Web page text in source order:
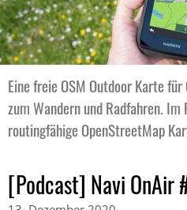
Eine freie OSM Outdoor Karte
zum Wandern und Radfahren.
routingfähige OpenStreetMap
[Podcast] Navi OnAir